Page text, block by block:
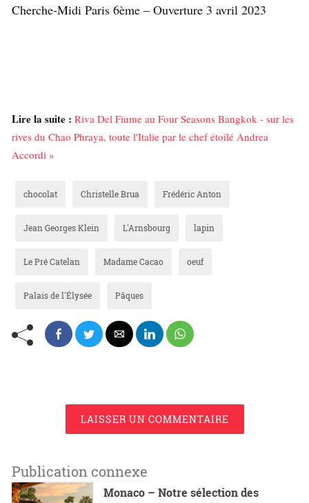
Cherche-Midi Paris 6ème – Ouverture 3 avril 2023
Lire la suite : Riva Del Fiume au Four Seasons Bangkok - sur les
rives du Chao Phraya, toute l'Italie par le chef étoilé Andrea
Accordi »
chocolat Christelle Brua Frédéric Anton
Jean Georges Klein L'Arnsbourg lapin
Le Pré Catelan Madame Cacao oeuf
Palais de l'Élysée Pâques
LAISSER UN COMMENTAIRE
Publication connexe
Monaco – Notre sélection des